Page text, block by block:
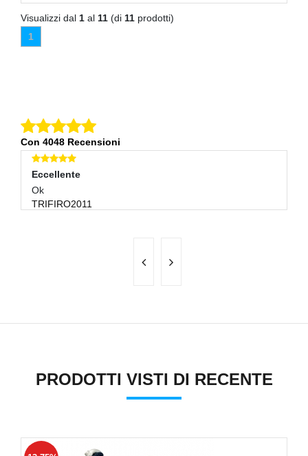
Visualizzi dal 1 al 11 (di 11 prodotti)
1
Con 4048 Recensioni
Eccellente
Ok
TRIFIRO2011
PRODOTTI VISTI DI RECENTE